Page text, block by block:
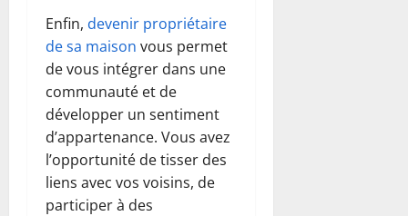
Enfin, devenir propriétaire
de sa maison vous permet
de vous intégrer dans une
communauté et de
développer un sentiment
d’appartenance. Vous avez
l’opportunité de tisser des
liens avec vos voisins, de
participer à des